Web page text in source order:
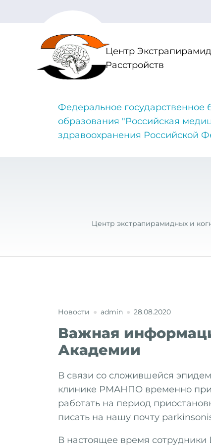
Центр
Расстройств
Федеральное государственное
образования "Российская
здравоохранения Российской
Центр экстрапирамидных и
Новости admin 28.08.2020
Важная
Академии
В связи со сложившейся
клинике РМАНПО временно
работать на период
писать на нашу почту
В настоящее время